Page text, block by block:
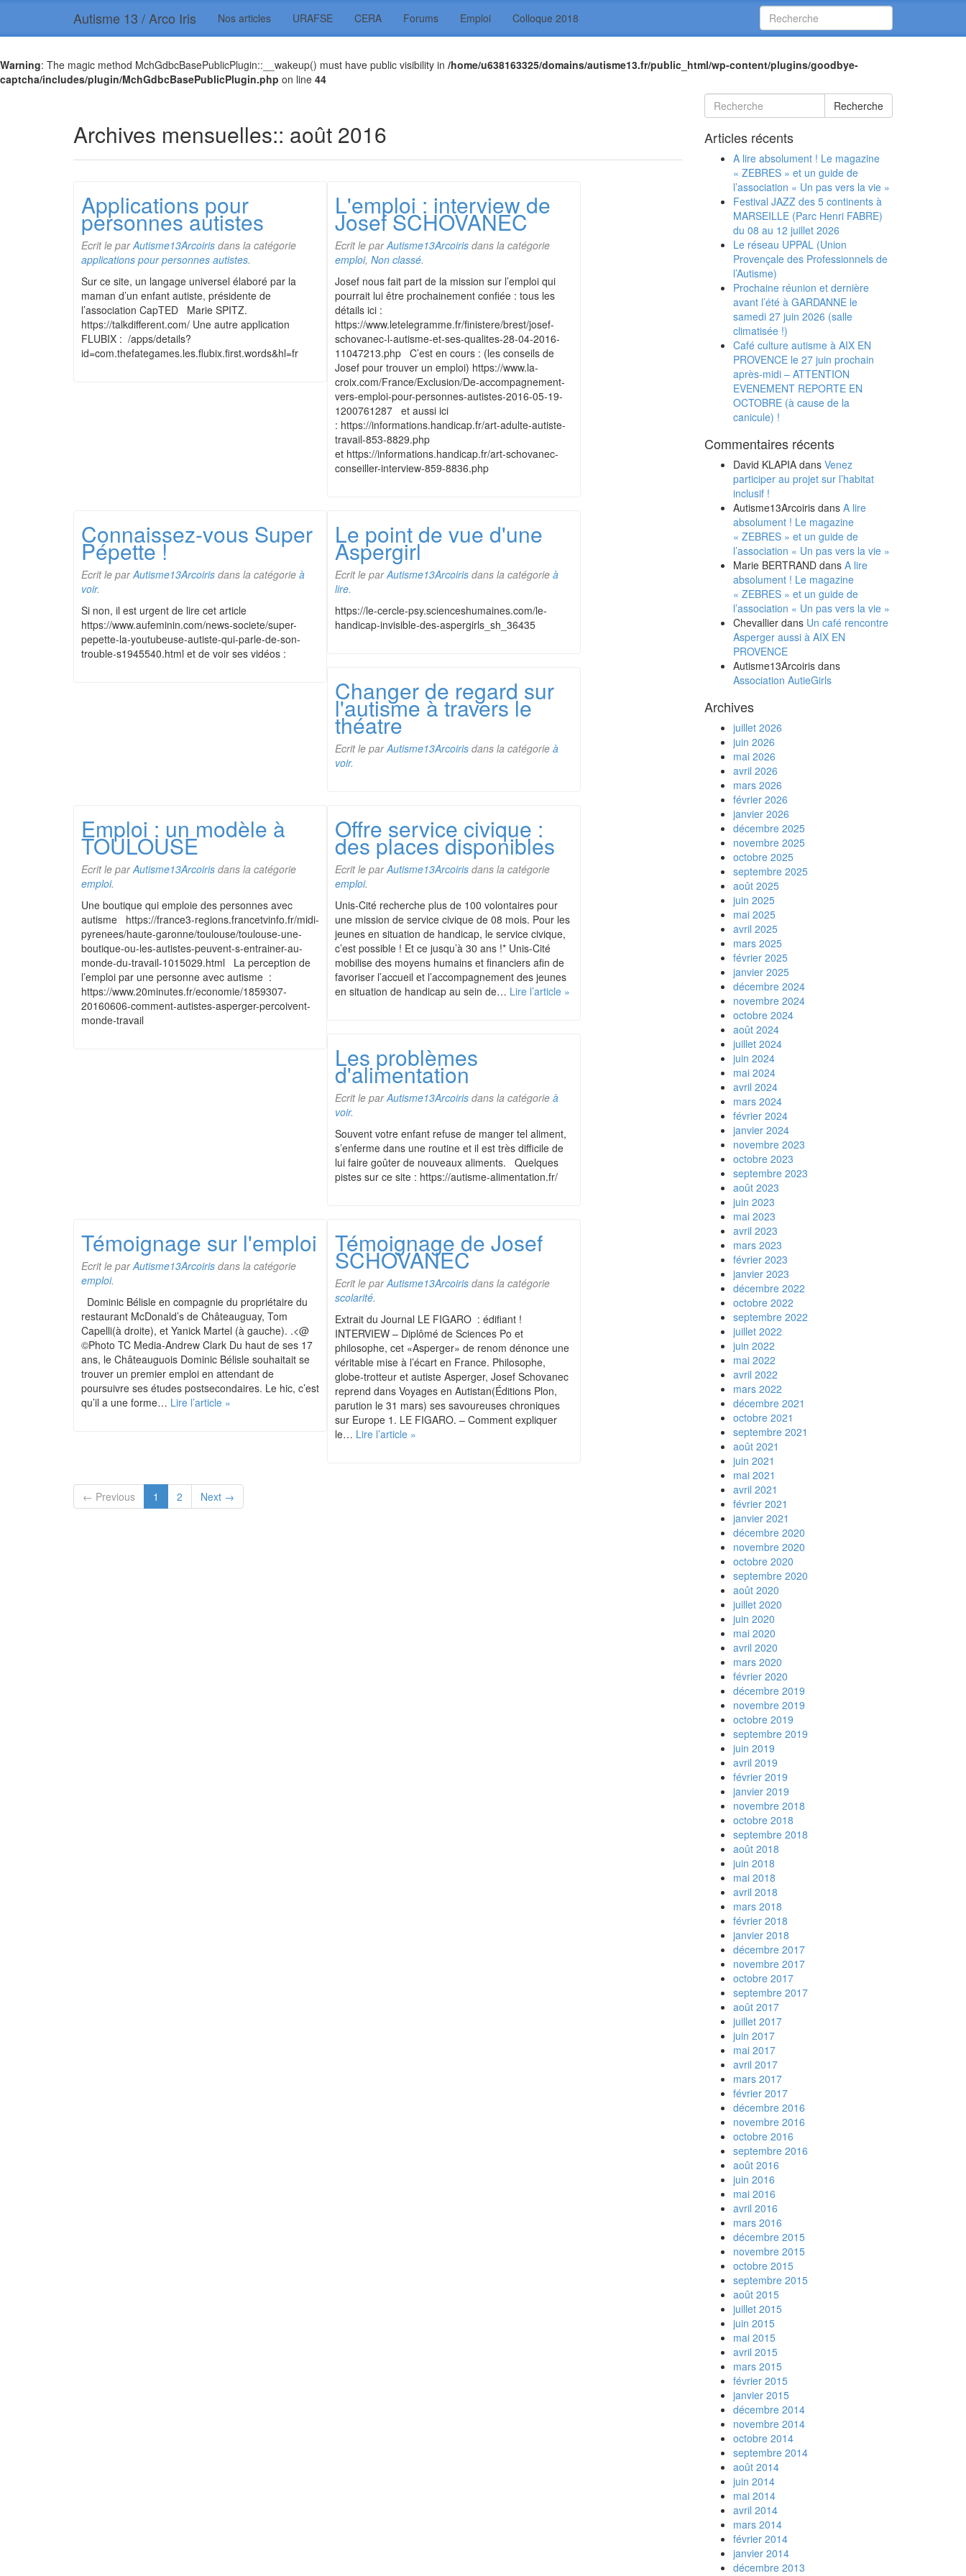
Warning: The magic method MchGdbcBasePublicPlugin::__wakeup() must have public visibility in /home/u638163325/domains/autisme13.fr/public_html/wp-content/plugins/goodbye-
captcha/includes/plugin/MchGdbcBasePublicPlugin.php on line 44
Autisme 13 / Arco Iris Nos articles URAFSE CERA Forums Emploi Colloque 2018
Archives mensuelles:: août 2016
Applications pour
personnes autistes
Ecrit le parAutisme13Arcoiris dans la catégorie
applications pour personnes autistes.
Sur ce site, un langage universel élaboré par la
maman d’un enfant autiste, présidente de
l’association CapTED Marie SPITZ.
https://talkdifferent.com/ Une autre application
FLUBIX : /apps/details?
id=com.thefategames.les.flubix.first.words&hl=fr
L'emploi : interview de
Josef SCHOVANEC
Ecrit leparAutisme13Arcoiris dans la catégorie
emploi,Non classé.
Josef nous fait part de la mission sur l’emploi qui
pourrait lui être prochainement confiée : tous les
détails ici :
https://www.letelegramme.fr/finistere/brest/josef-
schovanec-l-autisme-et-ses-qualites-28-04-2016-
11047213.php C’est en cours : (les conseils de
Josef pour trouver un emploi) https://www.la-
croix.com/France/Exclusion/De-accompagnement-
vers-emploi-pour-personnes-autistes-2016-05-19-
1200761287 et aussi ici
: https://informations.handicap.fr/art-adulte-autiste-
travail-853-8829.php
et https://informations.handicap.fr/art-schovanec-
conseiller-interview-859-8836.php
Connaissez-vous Super
Pépette !
Ecrit le parAutisme13Arcoiris dans la catégorie à
voir.
Si non, il est urgent de lire cet article
https://www.aufeminin.com/news-societe/super-
pepette-la-youtubeuse-autiste-qui-parle-de-son-
trouble-s1945540.html et de voir ses vidéos :
Le point de vue d'une
Aspergirl
Ecrit leparAutisme13Arcoiris dans la catégorieà
lire.
https://le-cercle-psy.scienceshumaines.com/le-
handicap-invisible-des-aspergirls_sh_36435
Changer de regard sur
l'autisme à travers le
théatre
Ecrit leparAutisme13Arcoiris dans la catégorieà
voir.
Emploi : un modèle à
TOULOUSE
Ecrit le parAutisme13Arcoiris dans la catégorie
emploi.
Une boutique qui emploie des personnes avec
autisme https://france3-regions.francetvinfo.fr/midi-
pyrenees/haute-garonne/toulouse/toulouse-une-
boutique-ou-les-autistes-peuvent-s-entrainer-au-
monde-du-travail-1015029.html La perception de
l’emploi par une personne avec autisme :
https://www.20minutes.fr/economie/1859307-
20160606-comment-autistes-asperger-percoivent-
monde-travail
Offre service civique :
des places disponibles
Ecrit leparAutisme13Arcoiris dans la catégorie
emploi.
Unis-Cité recherche plus de 100 volontaires pour
une mission de service civique de 08 mois. Pour les
jeunes en situation de handicap, le service civique,
c’est possible ! Et ce jusqu’à 30 ans !* Unis-Cité
mobilise des moyens humains et financiers afin de
favoriser l’accueil et l’accompagnement des jeunes
en situation de handicap au sein de… Lire l’article »
Les problèmes
d'alimentation
Ecrit leparAutisme13Arcoiris dans la catégorieà
voir.
Souvent votre enfant refuse de manger tel aliment,
s’enferme dans une routine et il est très difficile de
lui faire goûter de nouveaux aliments. Quelques
pistes sur ce site : https://autisme-alimentation.fr/
Témoignage sur l'emploi
Ecrit le parAutisme13Arcoiris dans la catégorie
emploi.
Dominic Bélisle en compagnie du propriétaire du
restaurant McDonald’s de Châteauguay, Tom
Capelli(à droite), et Yanick Martel (à gauche). .<@
©Photo TC Media-Andrew Clark Du haut de ses 17
ans, le Châteauguois Dominic Bélisle souhaitait se
trouver un premier emploi en attendant de
poursuivre ses études postsecondaires. Le hic, c’est
qu’il a une forme… Lire l’article »
Témoignage de Josef
SCHOVANEC
Ecrit leparAutisme13Arcoiris dans la catégorie
scolarité.
Extrait du Journal LE FIGARO : édifiant !
INTERVIEW – Diplômé de Sciences Po et
philosophe, cet «Asperger» de renom dénonce une
véritable mise à l’écart en France. Philosophe,
globe-trotteur et autiste Asperger, Josef Schovanec
reprend dans Voyages en Autistan(Éditions Plon,
parution le 31 mars) ses savoureuses chroniques
sur Europe 1. LE FIGARO. – Comment expliquer
le… Lire l’article »
← Previous 1 2 Next →
Recherche
Articles récents
A lire absolument ! Le magazine
« ZEBRES » et un guide de
l’association « Un pas vers la vie »
Festival JAZZ des 5 continents à
MARSEILLE (Parc Henri FABRE)
du 08 au 12 juillet 2026
Le réseau UPPAL (Union
Provençale des Professionnels de
l’Autisme)
Prochaine réunion et dernière
avant l’été à GARDANNE le
samedi 27 juin 2026 (salle
climatisée !)
Café culture autisme à AIX EN
PROVENCE le 27 juin prochain
après-midi – ATTENTION
EVENEMENT REPORTE EN
OCTOBRE (à cause de la
canicule) !
Commentaires récents
David KLAPIAdans Venez
participer au projet sur l’habitat
inclusif !
Autisme13Arcoirisdans A lire
absolument ! Le magazine
« ZEBRES » et un guide de
l’association « Un pas vers la vie »
Marie BERTRANDdans A lire
absolument ! Le magazine
« ZEBRES » et un guide de
l’association « Un pas vers la vie »
Chevallierdans Un café rencontre
Asperger aussi à AIX EN
PROVENCE
Autisme13Arcoirisdans
Association AutieGirls
Archives
juillet 2026
juin 2026
mai 2026
avril 2026
mars 2026
février 2026
janvier 2026
décembre 2025
novembre 2025
octobre 2025
septembre 2025
août 2025
juin 2025
mai 2025
avril 2025
mars 2025
février 2025
janvier 2025
décembre 2024
novembre 2024
octobre 2024
août 2024
juillet 2024
juin 2024
mai 2024
avril 2024
mars 2024
février 2024
janvier 2024
novembre 2023
octobre 2023
septembre 2023
août 2023
juin 2023
mai 2023
avril 2023
mars 2023
février 2023
janvier 2023
décembre 2022
octobre 2022
septembre 2022
juillet 2022
juin 2022
mai 2022
avril 2022
mars 2022
décembre 2021
octobre 2021
septembre 2021
août 2021
juin 2021
mai 2021
avril 2021
février 2021
janvier 2021
décembre 2020
novembre 2020
octobre 2020
septembre 2020
août 2020
juillet 2020
juin 2020
mai 2020
avril 2020
mars 2020
février 2020
décembre 2019
novembre 2019
octobre 2019
septembre 2019
juin 2019
avril 2019
février 2019
janvier 2019
novembre 2018
octobre 2018
septembre 2018
août 2018
juin 2018
mai 2018
avril 2018
mars 2018
février 2018
janvier 2018
décembre 2017
novembre 2017
octobre 2017
septembre 2017
août 2017
juillet 2017
juin 2017
mai 2017
avril 2017
mars 2017
février 2017
décembre 2016
novembre 2016
octobre 2016
septembre 2016
août 2016
juin 2016
mai 2016
avril 2016
mars 2016
décembre 2015
novembre 2015
octobre 2015
septembre 2015
août 2015
juillet 2015
juin 2015
mai 2015
avril 2015
mars 2015
février 2015
janvier 2015
décembre 2014
novembre 2014
octobre 2014
septembre 2014
août 2014
juin 2014
mai 2014
avril 2014
mars 2014
février 2014
janvier 2014
décembre 2013